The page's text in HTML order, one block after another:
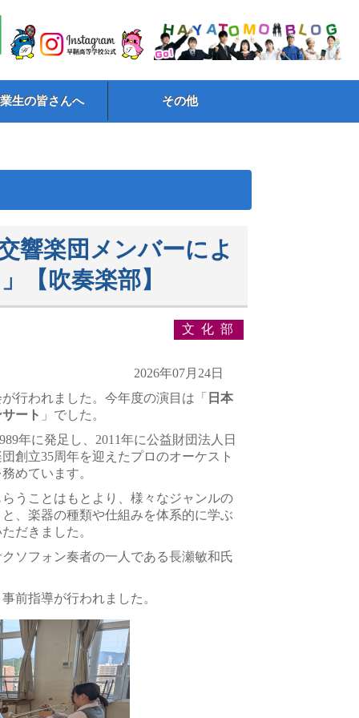
生の皆さんへ その他
響楽団メンバーによ
【吹奏楽部】
文化部
2026年07月24日
行われました。今年度の演目は「 日本
ート 」でした。
年に発足し、2011年に公益財団法人日
創立35周年を迎えたプロのオーケスト
めています。
うことはもとより、様々なジャンルの
、楽器の種類や仕組みを体系的に学ぶ
だきました。
ソフォン奏者の一人である長瀬敏和氏
前指導が行われました。